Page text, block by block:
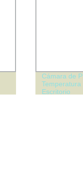
Cámara de
Escritorio